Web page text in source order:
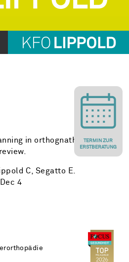
TERMIN ZUR
ERSTBERATUNG
in orthognathic
C, Segatto E.
4